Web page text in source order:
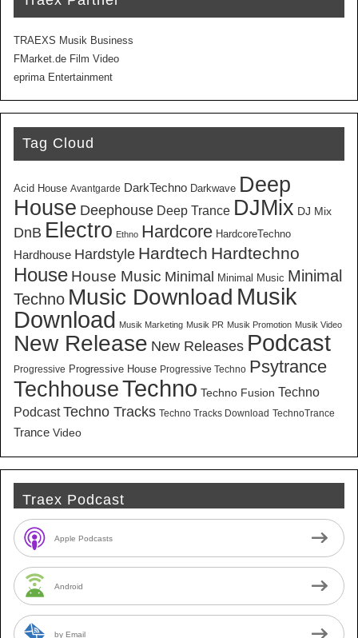
TRAEXS Musik Business
FMarket.de Film Video
eprima Entertainment
Tag Cloud
Acid House Avantgarde DarkTechno Darkwave Deep
House Deephouse Deep Trance DJMix DJ Mix
DnB Electro Ethno Hardcore HardcoreTechno
Hardhouse Hardstyle Hardtech Hardtechno
House House Music Minimal Minimal Music Minimal
Techno Music Download Musik
Download
Musik Marketing Musik PR Musik Promotion Musik Video
New Release New Releases Podcast
Progressive Progressive House Progressive Techno Psytrance
TechhouseTechno Techno Fusion Techno
Podcast Techno Tracks Techno Tracks Download TechnoTrance
Trance Video
Traex Podcast
Apple Podcasts
Android
by Email